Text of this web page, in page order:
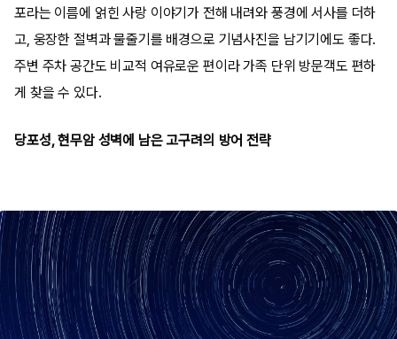
포라는 이름에 얽힌 사랑 이야기가 전해 내려와 풍경에 서사를 더하
고, 웅장한 절벽과 물줄기를 배경으로 기념사진을 남기기에도 좋다.
주변 주차 공간도 비교적 여유로운 편이라 가족 단위 방문객도 편하
게 찾을 수 있다.
당포성, 현무암 성벽에 남은 고구려의 방어 전략